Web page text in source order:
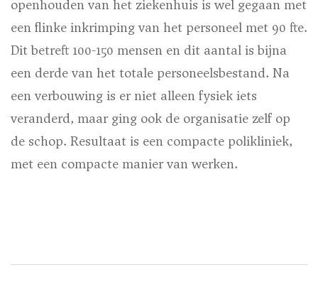
openhouden van het ziekenhuis is wel gegaan met
een flinke inkrimping van het personeel met 90 fte.
Dit betreft 100-150 mensen en dit aantal is bijna
een derde van het totale personeelsbestand. Na
een verbouwing is er niet alleen fysiek iets
veranderd, maar ging ook de organisatie zelf op
de schop. Resultaat is een compacte polikliniek,
met een compacte manier van werken.